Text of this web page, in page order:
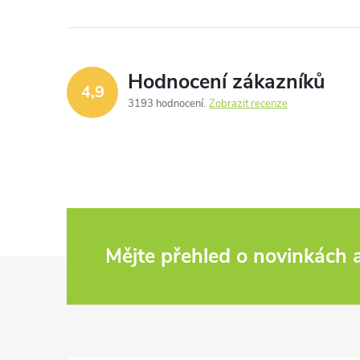
4,9 Hodnocení zákazníků
3193 hodnocení Zobrazit recenze
Mějte přehled o novinkách